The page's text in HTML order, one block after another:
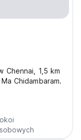
Chennai, 1,5 km
Chidambaram.